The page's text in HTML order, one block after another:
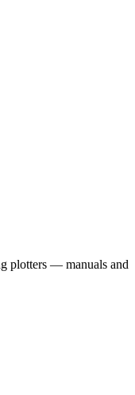
plotters — manuals and